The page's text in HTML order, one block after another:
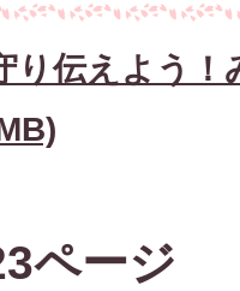
り伝えよう！
ページ